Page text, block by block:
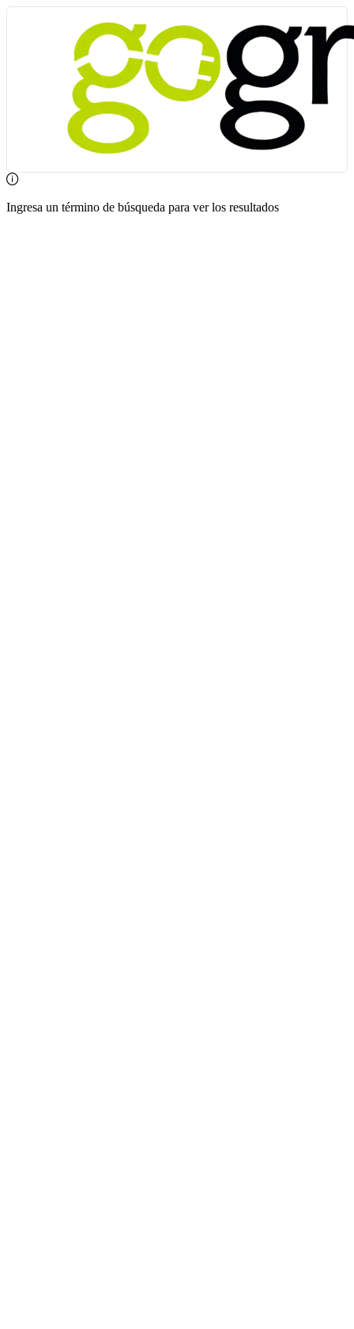
Ingresa un término de búsqueda para ver los resultados